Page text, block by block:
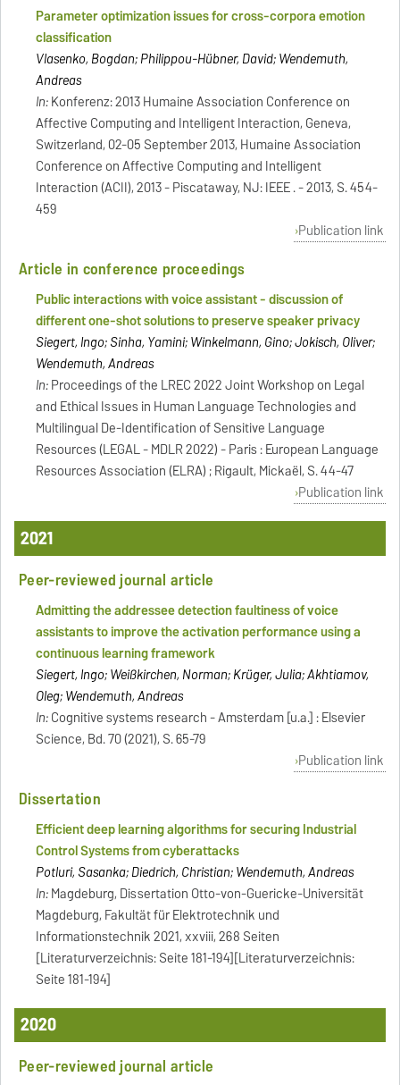
Parameter optimization issues for cross-corpora emotion
classification
Vlasenko, Bogdan; Philippou-Hübner, David; Wendemuth,
Andreas
In:Konferenz: 2013 Humaine Association Conference on
Affective Computing and Intelligent Interaction, Geneva,
Switzerland, 02-05 September 2013, Humaine Association
Conference on Affective Computing and Intelligent
Interaction (ACII), 2013 - Piscataway, NJ: IEEE . - 2013, S. 454-
459
Publication link
Article in conference proceedings
Public interactions with voice assistant - discussion of
different one-shot solutions to preserve speaker privacy
Siegert, Ingo; Sinha, Yamini; Winkelmann, Gino; Jokisch, Oliver;
Wendemuth, Andreas
In:Proceedings of the LREC 2022 Joint Workshop on Legal
and Ethical Issues in Human Language Technologies and
Multilingual De-Identification of Sensitive Language
Resources (LEGAL - MDLR 2022) - Paris : European Language
Resources Association (ELRA) ; Rigault, Mickaël, S. 44-47
Publication link
2021
Peer-reviewed journal article
Admitting the addressee detection faultiness of voice
assistants to improve the activation performance using a
continuous learning framework
Siegert, Ingo; Weißkirchen, Norman; Krüger, Julia; Akhtiamov,
Oleg; Wendemuth, Andreas
In:Cognitive systems research - Amsterdam [u.a.] : Elsevier
Science, Bd. 70 (2021), S. 65-79
Publication link
Dissertation
Efficient deep learning algorithms for securing Industrial
Control Systems from cyberattacks
Potluri, Sasanka; Diedrich, Christian; Wendemuth, Andreas
In:Magdeburg, Dissertation Otto-von-Guericke-Universität
Magdeburg, Fakultät für Elektrotechnik und
Informationstechnik 2021, xxviii, 268 Seiten
[Literaturverzeichnis: Seite 181-194][Literaturverzeichnis:
Seite 181-194]
2020
Peer-reviewed journal article